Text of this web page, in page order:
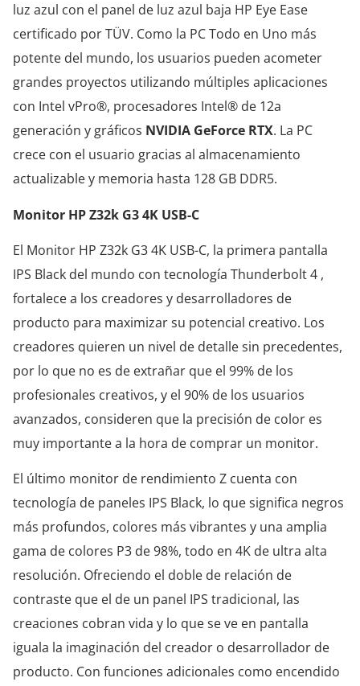
luz azul con el panel de luz azul baja HP Eye Ease
certificado por TÜV. Como la PC Todo en Uno más
potente del mundo, los usuarios pueden acometer
grandes proyectos utilizando múltiples aplicaciones
con Intel vPro®, procesadores Intel® de 12a
generación y gráficos NVIDIA GeForce RTX. La PC
crece con el usuario gracias al almacenamiento
actualizable y memoria hasta 128 GB DDR5.
Monitor HP Z32k G3 4K USB-C
El Monitor HP Z32k G3 4K USB-C, la primera pantalla
IPS Black del mundo con tecnología Thunderbolt 4 ,
fortalece a los creadores y desarrolladores de
producto para maximizar su potencial creativo. Los
creadores quieren un nivel de detalle sin precedentes,
por lo que no es de extrañar que el 99% de los
profesionales creativos, y el 90% de los usuarios
avanzados, consideren que la precisión de color es
muy importante a la hora de comprar un monitor.
El último monitor de rendimiento Z cuenta con
tecnología de paneles IPS Black, lo que significa negros
más profundos, colores más vibrantes y una amplia
gama de colores P3 de 98%, todo en 4K de ultra alta
resolución. Ofreciendo el doble de relación de
contraste que el de un panel IPS tradicional, las
creaciones cobran vida y lo que se ve en pantalla
iguala la imaginación del creador o desarrollador de
producto. Con funciones adicionales como encendido